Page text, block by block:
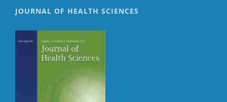
JOURNAL OF HEALTH SCIENCES